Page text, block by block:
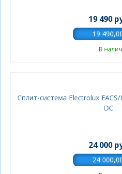
19 490
В
Сплит-система Electrolux
DC
24 000